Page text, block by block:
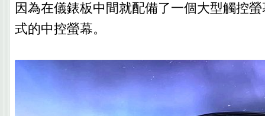
因為在儀錶板中間就配備了一個大型觸控
式的中控螢幕。